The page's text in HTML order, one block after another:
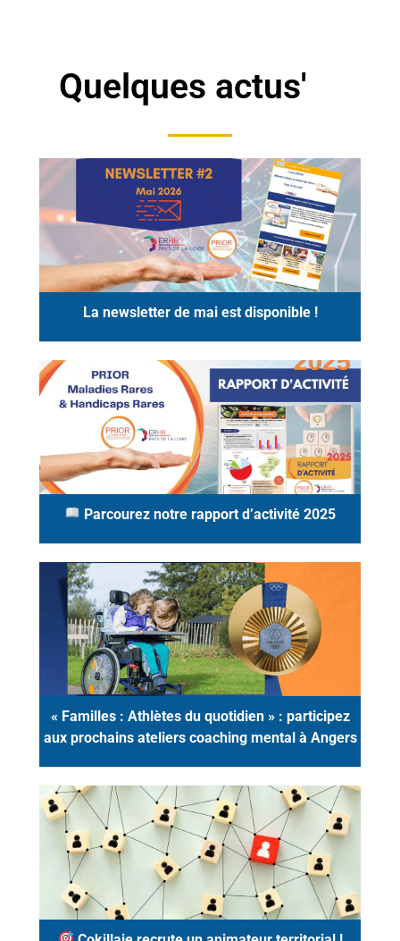
Quelques actus'
La newsletter de mai est disponible !
Parcourez notre rapport d’activité 2025
« Familles : Athlètes du quotidien » : participez
aux prochains ateliers coaching mental à Angers